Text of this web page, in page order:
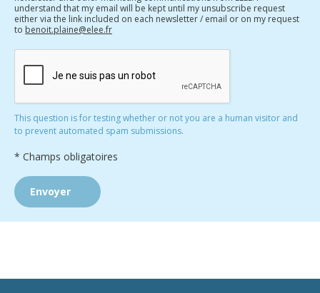
understand that my email will be kept until my unsubscribe request
either via the link included on each newsletter / email or on my request
to benoit.plaine@elee.fr
This question is for testing whether or not you are a human visitor and
to prevent automated spam submissions.
* Champs obligatoires